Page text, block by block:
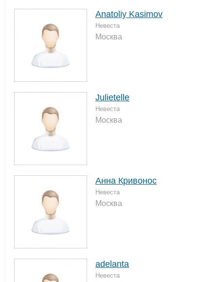
Anatoliy Kasimov
Невеста
Москва
Julietelle
Невеста
Москва
Анна Кривонос
Невеста
Москва
adelanta
Невеста